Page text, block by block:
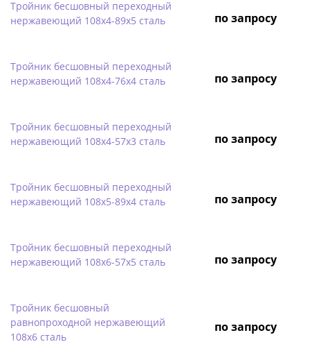
Тройник бесшовный переходный
нержавеющий 108х4-89х5 сталь
по запросу
Тройник бесшовный переходный
нержавеющий 108х4-76х4 сталь
по запросу
Тройник бесшовный переходный
нержавеющий 108х4-57х3 сталь
по запросу
Тройник бесшовный переходный
нержавеющий 108х5-89х4 сталь
по запросу
Тройник бесшовный переходный
нержавеющий 108х6-57х5 сталь
по запросу
Тройник бесшовный
равнопроходной нержавеющий
108х6 сталь
по запросу